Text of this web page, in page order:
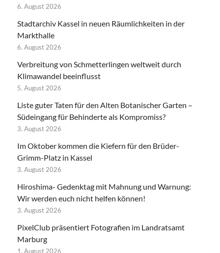
6. August 2026
Stadtarchiv Kassel in neuen Räumlichkeiten in der
Markthalle
6. August 2026
Verbreitung von Schmetterlingen weltweit durch
Klimawandel beeinflusst
5. August 2026
Liste guter Taten für den Alten Botanischer Garten –
Südeingang für Behinderte als Kompromiss?
3. August 2026
Im Oktober kommen die Kiefern für den Brüder-
Grimm-Platz in Kassel
3. August 2026
Hiroshima- Gedenktag mit Mahnung und Warnung:
Wir werden euch nicht helfen können!
3. August 2026
PixelClub präsentiert Fotografien im Landratsamt
Marburg
1. August 2026